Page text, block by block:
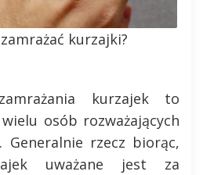
kurzajki?
kurzajek to
osób rozważających
rzecz biorąc,
uważane jest za